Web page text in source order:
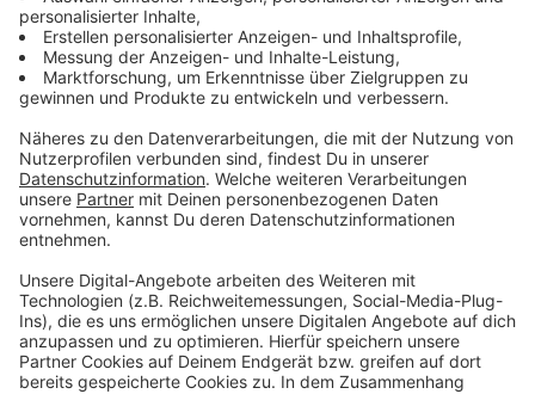
Anzeige
Weitere Informationen zum Sanierungstreff am
Anmeldungen nötig, genau wie bei Manfred Scheff
vom Kreis Euskirchen: Telefon: 02251/15526 oder
manfred.scheff@kreis-euskirchen.de
zwischen 14:00 und 15:30 Uhr. Anmeldungen zum
kostenfreien Vortrag unter 02251-9571120 oder
www.fbs-euskirchen.de